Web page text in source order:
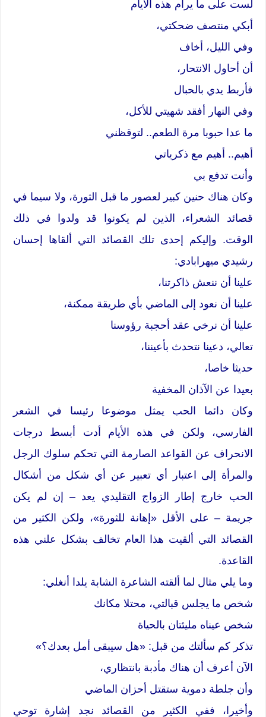
لست على ما يرام هذه الأيام
أبكي منتصف ضحكتي،
وفي الليل، أخاف
أن أحاول الانتحار،
فأربط يدي بالحبال
وفي النهار أفقد شهيتي للأكل،
ما عدا حبوبا مرة الطعم.. لتوقظني
أهيم.. أهيم مع ذكرياتي
وأنت تدفع بي
وكان هناك حنين كبير لعصور ما قبل الثورة، ولا سيما في
قصائد الشعراء، الذين لم يكونوا قد ولدوا في ذلك
الوقت. وإليكم إحدى تلك القصائد التي ألقاها إحسان
رشيدي ميهرابادي:
علينا أن ننعش ذاكرتنا،
علينا أن نعود إلى الماضي بأي طريقة ممكنة،
علينا أن نرخي عقد أحجبة رؤوسنا
تعالي، دعينا نتحدث بأعيننا،
حديثا خاصا،
بعيدا عن الآذان المخفية
وكان دائما الحب يمثل موضوعا رئيسا في الشعر
الفارسي، ولكن في هذه الأيام أدت أبسط درجات
الانحراف عن القواعد الصارمة التي تحكم سلوك الرجل
والمرأة إلى اعتبار أي تعبير عن أي شكل من أشكال
الحب خارج إطار الزواج التقليدي يعد – إن لم يكن
جريمة – على الأقل «إهانة للثورة»، ولكن الكثير من
القصائد التي ألقيت هذا العام تخالف بشكل علني هذه
القاعدة.
وما يلي مثال لما ألقته الشاعرة الشابة يلدا أنغلي:
شخص ما يجلس قبالتي، محتلا مكانك
شخص عيناه مليئتان بالحياة
تذكر كم سألتك من قبل: «هل سيبقى أمل بعدك؟»
الآن أعرف أن هناك مأدبة بانتظاري،
وأن جلطة دموية ستقتل أحزان الماضي
وأخيرا، ففي الكثير من القصائد نجد إشارة توحي